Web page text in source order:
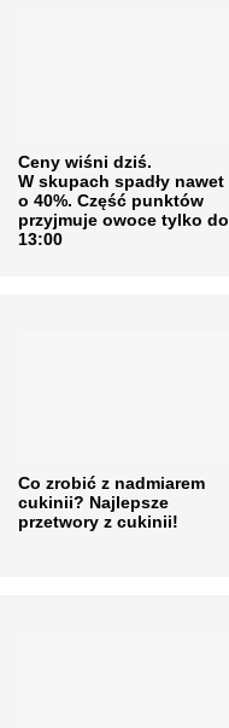
Ceny wiśni dziś.
W skupach spadły nawet
o 40%. Część punktów
przyjmuje owoce tylko do
13:00
Co zrobić z nadmiarem
cukinii? Najlepsze
przetwory z cukinii!